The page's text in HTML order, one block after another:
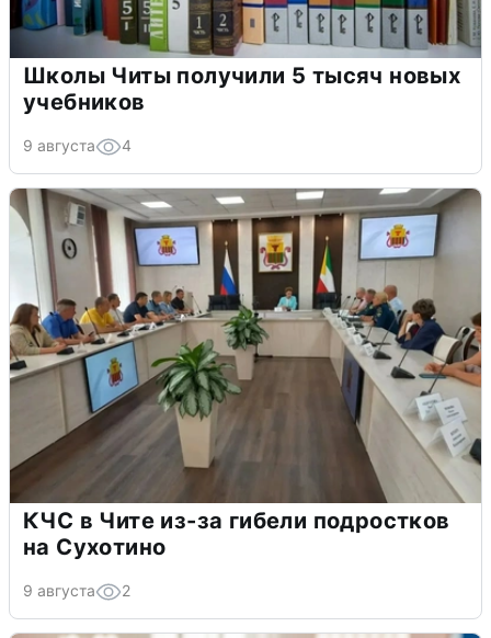
Школы Читы получили 5 тысяч новых
учебников
9 августа 4
КЧС в Чите из-за гибели подростков
на Сухотино
9 августа 2